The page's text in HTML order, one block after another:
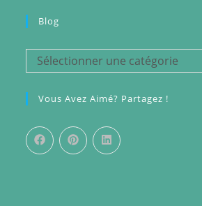
Blog
BlogSélectionner une catégorie
Vous Avez Aimé? Partagez !